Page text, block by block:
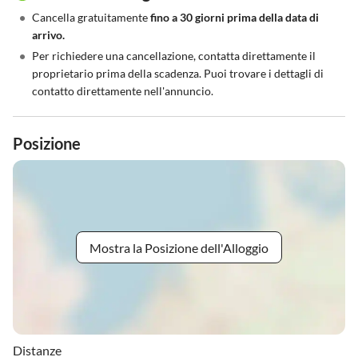
• Cancella gratuitamentefino a 30 giorni prima della data di
arrivo.
• Per richiedere una cancellazione, contatta direttamente il
proprietario prima della scadenza. Puoi trovare i dettagli di
contatto direttamente nell'annuncio.
Posizione
Mostra la Posizione dell'Alloggio
Distanze